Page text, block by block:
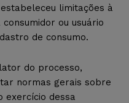
limitações à
ou usuário
de consumo.
do processo,
normas gerais sobre
exercício dessa